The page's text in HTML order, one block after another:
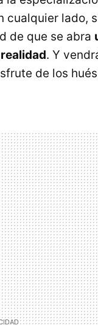
cualquier lado,
de que se abra
. Y
de los